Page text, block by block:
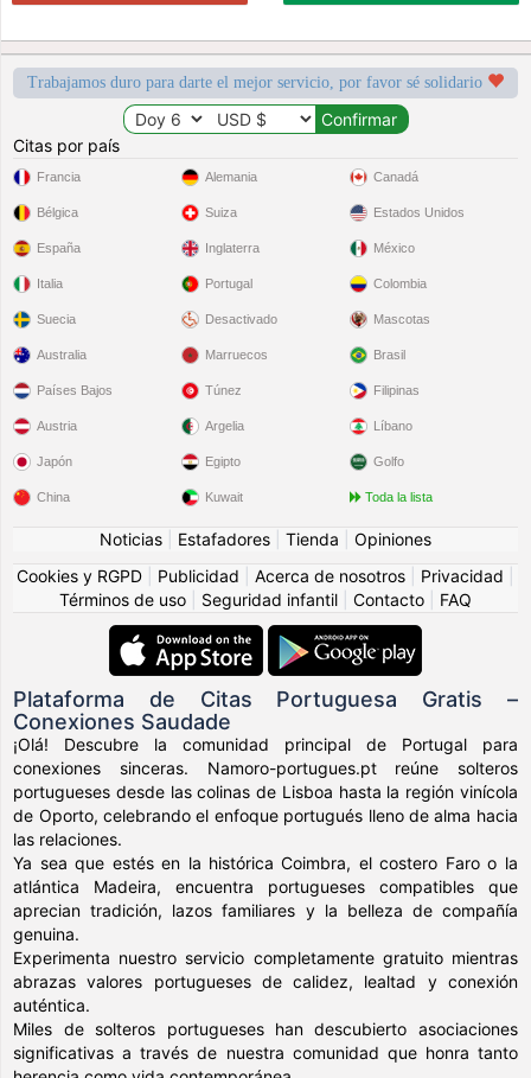
Trabajamos duro para darte el mejor servicio, por favor sé solidario
Citas por país
Francia
Bélgica
España
Italia
Suecia
Alemania
Suiza
Inglaterra
Portugal
Desactivado
Canadá
Estados Unidos
México
Colombia
Mascotas
Australia
Países Bajos
Austria
Japón
China
Marruecos
Túnez
Argelia
Egipto
Kuwait
Brasil
Filipinas
Líbano
Golfo
Toda la lista
Noticias Estafadores Tienda
Opiniones
Cookies y RGPD
Publicidad Acerca de nosotros Privacidad
Términos de uso
Seguridad infantil Contacto FAQ
Plataforma de Citas Portuguesa Gratis –
Conexiones Saudade
¡Olá! Descubre la comunidad principal de Portugal para
conexiones sinceras. Namoro-portugues.pt reúne solteros
portugueses desde las colinas de Lisboa hasta la región vinícola
de Oporto, celebrando el enfoque portugués lleno de alma hacia
las relaciones.
Ya sea que estés en la histórica Coimbra, el costero Faro o la
atlántica Madeira, encuentra portugueses compatibles que
aprecian tradición, lazos familiares y la belleza de compañía
genuina.
Experimenta nuestro servicio completamente gratuito mientras
abrazas valores portugueses de calidez, lealtad y conexión
auténtica.
Miles de solteros portugueses han descubierto asociaciones
significativas a través de nuestra comunidad que honra tanto